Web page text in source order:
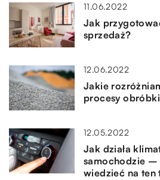
11.06.2022
Jak
sprzedaż?
12.06.2022
Jakie
procesy
12.05.2022
Jak działa
samochodzie –
wiedzieć na ten